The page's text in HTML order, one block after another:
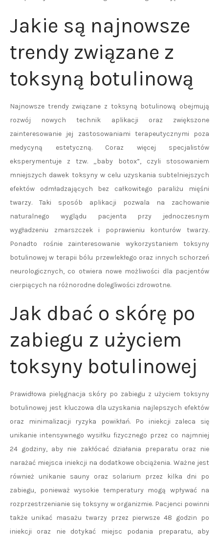
Jakie są najnowsze
trendy związane z
toksyną botulinową
Najnowsze trendy związane z toksyną botulinową obejmują
rozwój nowych technik aplikacji oraz zwiększone
zainteresowanie jej zastosowaniami terapeutycznymi poza
medycyną estetyczną. Coraz więcej specjalistów
eksperymentuje z tzw. „baby botox”, czyli stosowaniem
mniejszych dawek toksyny w celu uzyskania subtelniejszych
efektów odmładzających bez całkowitego paraliżu mięśni
twarzy. Taki sposób aplikacji pozwala na zachowanie
naturalnego wyglądu pacjenta przy jednoczesnym
wygładzeniu zmarszczek i poprawieniu konturów twarzy.
Ponadto rośnie zainteresowanie wykorzystaniem toksyny
botulinowej w terapii bólu przewlekłego oraz innych schorzeń
neurologicznych, co otwiera nowe możliwości dla pacjentów
cierpiących na różnorodne dolegliwości zdrowotne.
Jak dbać o skórę po
zabiegu z użyciem
toksyny botulinowej
Prawidłowa pielęgnacja skóry po zabiegu z użyciem toksyny
botulinowej jest kluczowa dla uzyskania najlepszych efektów
oraz minimalizacji ryzyka powikłań. Po iniekcji zaleca się
unikanie intensywnego wysiłku fizycznego przez co najmniej
24 godziny, aby nie zakłócać działania preparatu oraz nie
narażać miejsca iniekcji na dodatkowe obciążenia. Ważne jest
również unikanie sauny oraz solarium przez kilka dni po
zabiegu, ponieważ wysokie temperatury mogą wpływać na
rozprzestrzenianie się toksyny w organizmie. Pacjenci powinni
także unikać masażu twarzy przez pierwsze 48 godzin po
iniekcji oraz nie dotykać miejsc podania preparatu, aby